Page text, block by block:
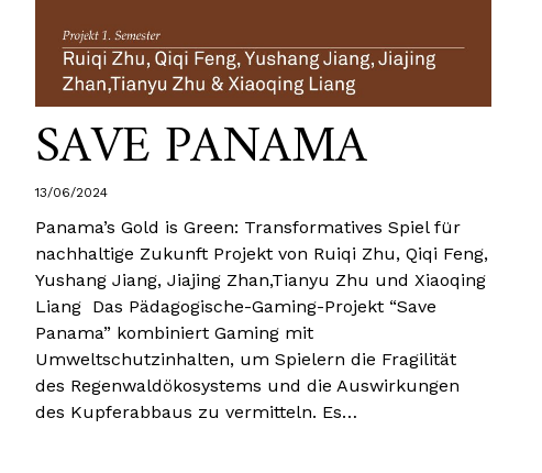
SAVE PANAMA
13/06/2024
Panama’s Gold is Green: Transformatives Spiel für
nachhaltige Zukunft Projekt von Ruiqi Zhu, Qiqi Feng,
Yushang Jiang, Jiajing Zhan,Tianyu Zhu und Xiaoqing
Liang Das Pädagogische-Gaming-Projekt “Save
Panama” kombiniert Gaming mit
Umweltschutzinhalten, um Spielern die Fragilität
des Regenwaldökosystems und die Auswirkungen
des Kupferabbaus zu vermitteln. Es…